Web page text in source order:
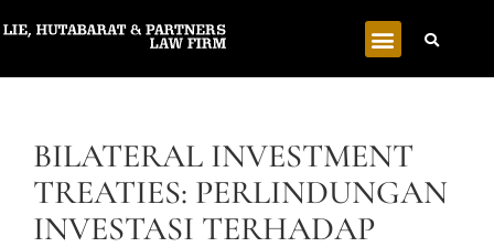
BILATERAL INVESTMENT
TREATIES: PERLINDUNGAN
INVESTASI TERHADAP